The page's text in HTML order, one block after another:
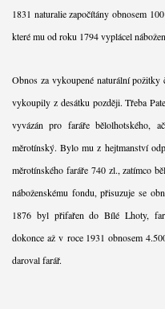
1831 naturalie započítány obnosem
které mu od roku 1794 vyplácel
Obnos za vykoupené naturální
vykoupily z desátku později. Třeba
vyvázán pro faráře bělolhotského,
měrotínský. Bylo mu z hejtmanství
měrotínského faráře 740 zl., zatímco
náboženskému fondu, přisuzuje se
1876 byl přifařen do Bílé Lhoty,
dokonce až v roce 1931 obnosem
daroval farář.